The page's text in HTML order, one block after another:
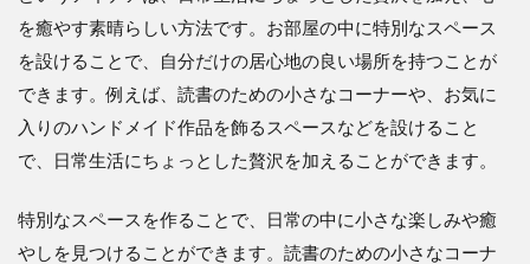
を癒やす素晴らしい方法です。お部屋の中に特別なスペース
を設けることで、自分だけの居心地の良い場所を持つことが
できます。例えば、読書のための小さなコーナーや、お気に
入りのハンドメイド作品を飾るスペースなどを設けること
で、日常生活にちょっとした贅沢を加えることができます。
特別なスペースを作ることで、日常の中に小さな楽しみや癒
やしを見つけることができます。読書のための小さなコーナ